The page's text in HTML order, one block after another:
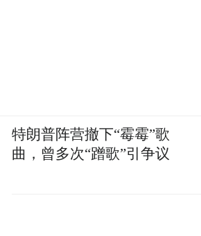
特朗普阵营撤下“霉霉”歌
曲，曾多次“蹭歌”引争议